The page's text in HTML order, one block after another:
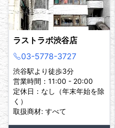
ラストラボ渋谷店
03-5778-3727
渋谷駅より徒歩3分
営業時間：11:00 - 20:00
定休日：なし（年末年始を除
く）
取扱商材: すべて